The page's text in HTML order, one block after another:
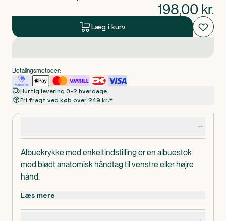
Albuekrykke med enkeltindstilling er en albuestok
med blødt anatomisk håndtag til venstre eller højre
hånd.
hjælp af clips. Højden kan justeres fra 91 til 113 cm.
Læs mere
198,00 kr.
Læg i kurv
Betalingsmetoder:
Hurtig levering 0-2 hverdage
Fri fragt ved køb over 249 kr.*